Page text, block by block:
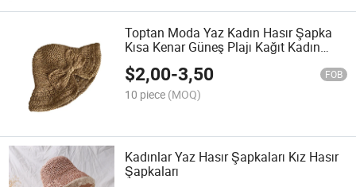
Toptan Moda Yaz Kadın Hasır Şapka
Kısa Kenar Güneş Plajı Kağıt Kadın
Hasır Salaş Şapka
$2,00-3,50 FOB
10 piece (MOQ)
Kadınlar Yaz Hasır Şapkaları Kız Hasır
Şapkaları